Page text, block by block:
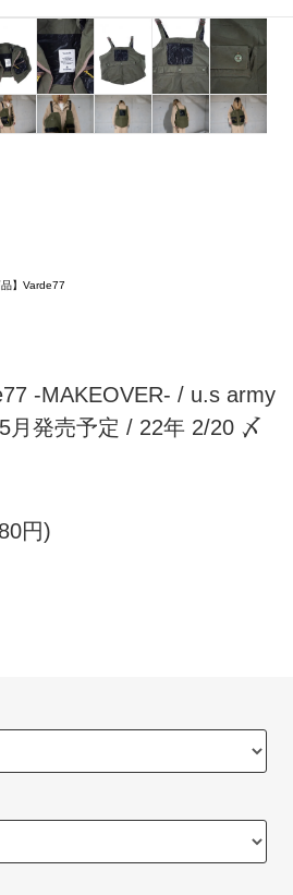
品】Varde77
-MAKEOVER- / u.s army
月発売予定 / 22年 2/20 〆
円)